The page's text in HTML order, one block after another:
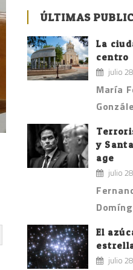
ÚLTIMAS
La
centro
julio
María
y
age
julio
El
julio